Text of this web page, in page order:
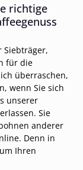
richtige
Siebträger,
für die
überraschen,
wenn Sie sich
unserer
Sie
anderer
Denn in
Ihren